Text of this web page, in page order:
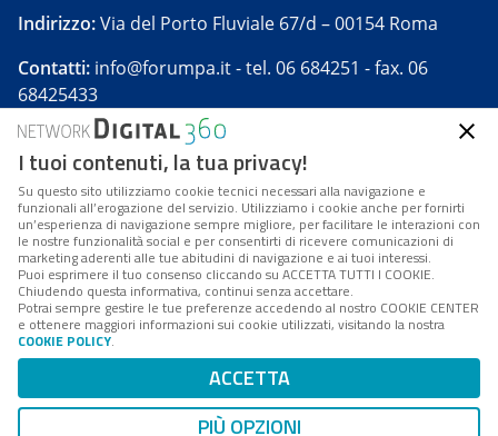
Indirizzo:Via del Porto Fluviale 67/d – 00154 Roma
Contatti: info@forumpa.it- tel. 06 684251 - fax. 06
68425433
Forumpa.itè una pubblicazione telematica iscritta
presso Registro della stampa del Tribunale di Roma -
Reg. n. 182 del 2 maggio 2008 - Direttore resp. Michela
Stentella
FPA s.r.l. è società soggetta a Direzione e
Coordinamento da parte di Digital360 S.p.A. - FPA s.r.l.
è un'azienda certificata per il sistema di management
Codice Fiscale/Partita IVA n. 10693191008 - R.E.A. Roma
n. 1249791. ISP AWS
Mappa del sito
I tuoi contenuti, la tua privacy!
Su questo sito utilizziamo cookie tecnici necessari alla navigazione e
funzionali all’erogazione del servizio. Utilizziamo i cookie anche per fornirti
un’esperienza di navigazione sempre migliore, per facilitare le interazioni con
le nostre funzionalità social e per consentirti di ricevere comunicazioni di
marketing aderenti alle tue abitudini di navigazione e ai tuoi interessi.
Puoi esprimere il tuo consenso cliccando su ACCETTA TUTTI I COOKIE.
Chiudendo questa informativa, continui senza accettare.
Potrai sempre gestire le tue preferenze accedendo al nostro COOKIE CENTER
e ottenere maggiori informazioni sui cookie utilizzati, visitando la nostra
COOKIE POLICY.
ACCETTA
PIÙ OPZIONI